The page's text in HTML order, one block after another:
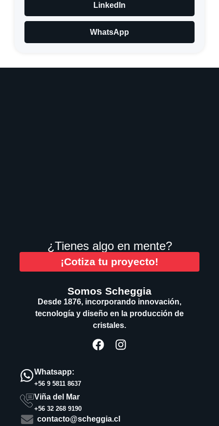
LinkedIn
WhatsApp
¿Tienes algo en mente?
¡Cotiza tu proyecto!
Somos Scheggia
Desde 1876, incorporando innovación,
tecnología y diseño en la producción de
cristales.
Whatsapp:
+56 9 5811 8637
Viña del Mar
+56 32 268 9190
contacto@scheggia.cl